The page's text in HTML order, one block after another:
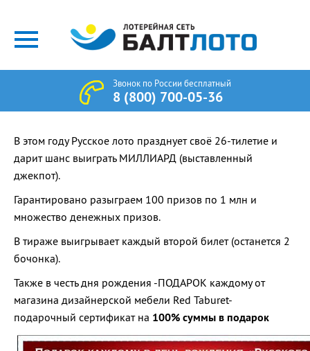
Звонок по России бесплатный
8 (800) 700-05-36
В этом году Русское лото празднует своё 26-тилетие и
дарит шанс выиграть МИЛЛИАРД (выставленный
джекпот).
Гарантировано разыграем 100 призов по 1 млн и
множество денежных призов.
В тираже выигрывает каждый второй билет (останется 2
бочонка).
Также в честь дня рождения -ПОДАРОК каждому от
магазина дизайнерской мебели Red Taburet-
подарочный сертификат на 100% суммы в подарок